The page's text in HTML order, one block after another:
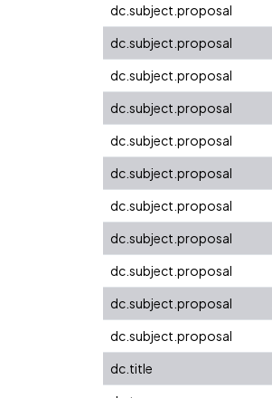
dc.subject.proposal
dc.subject.proposal
dc.subject.proposal
dc.subject.proposal
dc.subject.proposal
dc.subject.proposal
dc.subject.proposal
dc.subject.proposal
dc.subject.proposal
dc.subject.proposal
dc.subject.proposal
dc.title